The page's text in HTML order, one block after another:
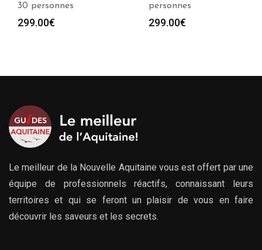
personnes
299.00€
personnes
299.00€
Le meilleur de la Nouvelle Aquitaine vous est offert par une
équipe de professionnels réactifs, connaissant leurs
territoires et qui se feront un plaisir de vous en faire
découvrir les saveurs et les secrets.